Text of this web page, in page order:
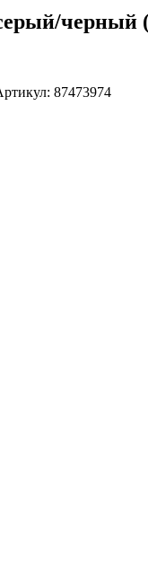
черный
87473974